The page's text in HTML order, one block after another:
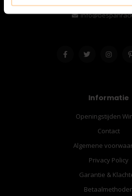
Informatie
Openingstijden
Contact
Algemene
Privacy Policy
Garantie &